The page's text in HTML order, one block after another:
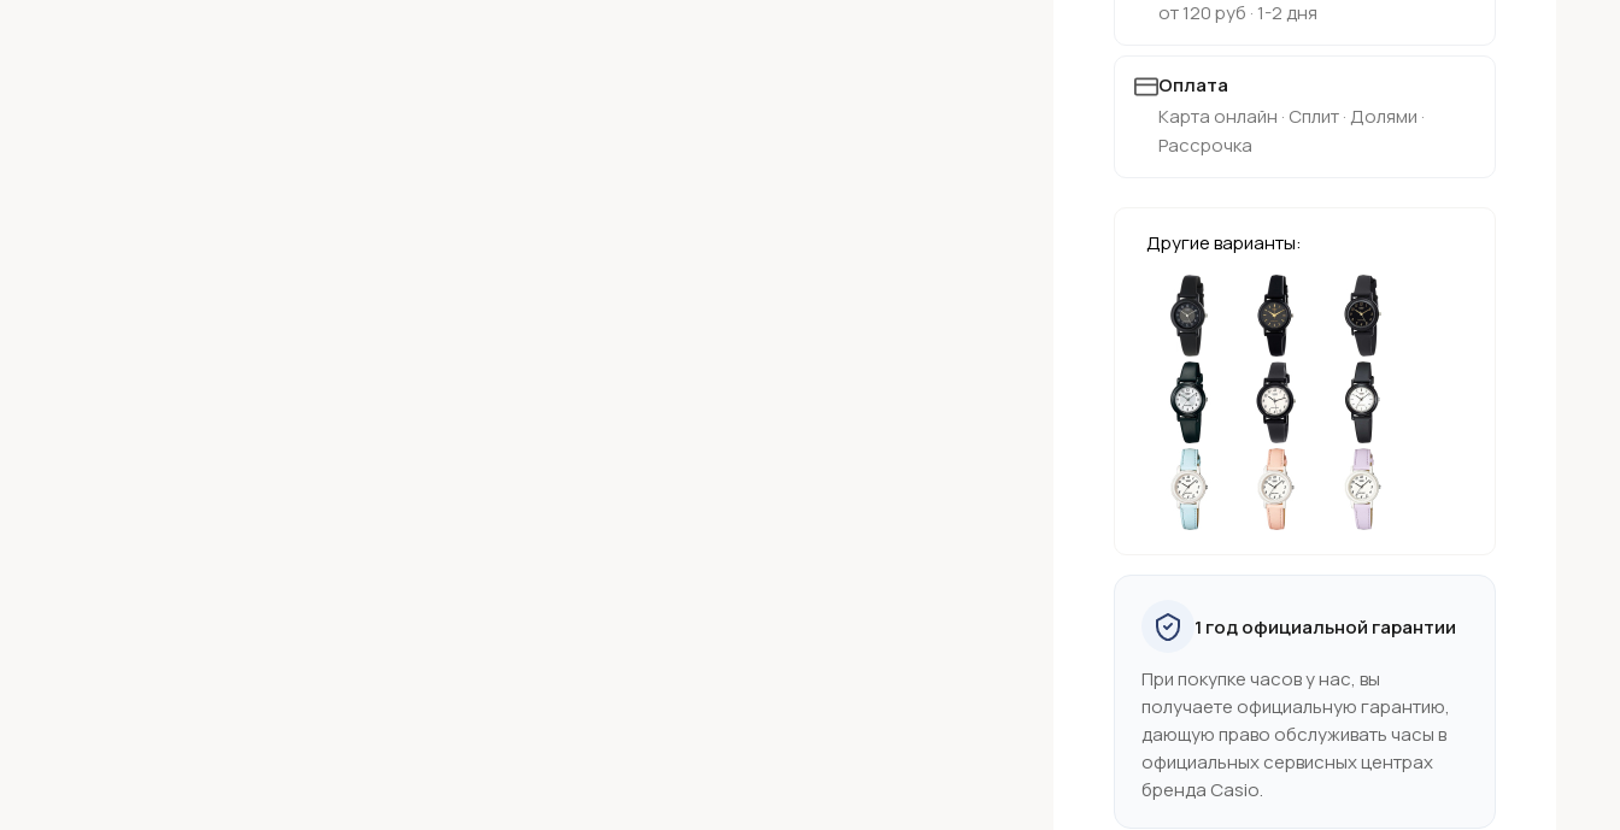
от 120 руб · 1-2 дня
Оплата
Карта онлайн · Сплит · Долями ·
Рассрочка
Другие варианты:
1 год официальной гарантии
При покупке часов у нас, вы
получаете официальную гарантию,
дающую право обслуживать часы в
официальных сервисных центрах
бренда Casio.